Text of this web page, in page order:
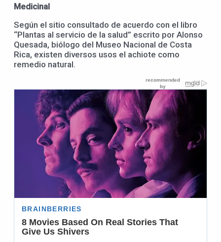
Medicinal
Según el sitio consultado de acuerdo con el libro
“Plantas al servicio de la salud” escrito por Alonso
Quesada, biólogo del Museo Nacional de Costa
Rica, existen diversos usos el achiote como
remedio natural.